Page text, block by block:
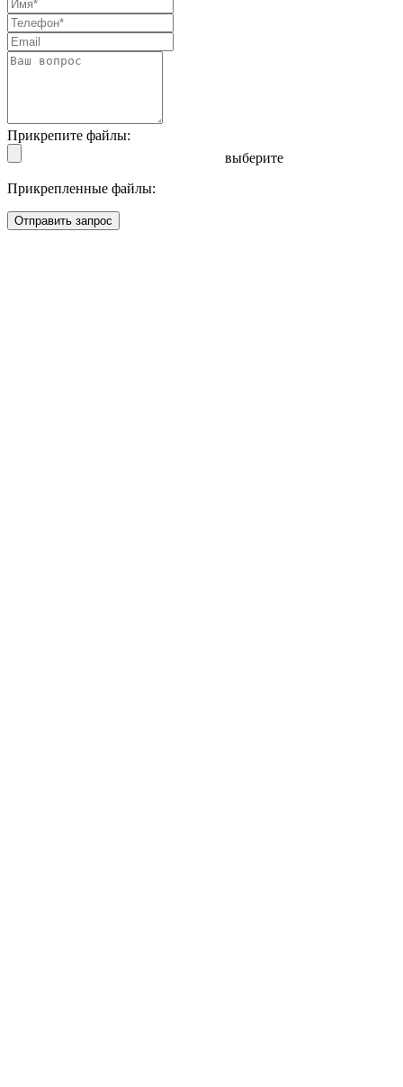
Прикрепите файлы:
выберите
Прикрепленные файлы:
Отправить запрос